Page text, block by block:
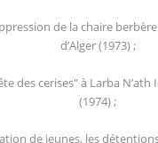
de la chaire
d’Alger (1973) ;
des cerises" à Larba
(1974) ;
de jeunes, les